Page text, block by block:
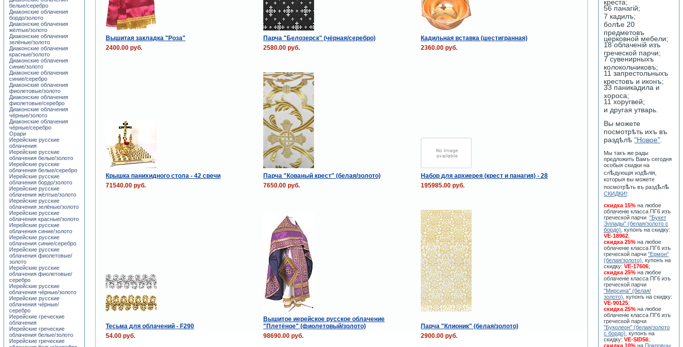
Вышитая закладка "Роза" Парча "Белозерск" (чёрная/серебро)
Кадильная вставка (шестигранная)
2400.00 руб.
2580.00 руб. 2360.00 руб.
Крышка панихидного стола - 42 свечи Парча "Кованый крест" (белая/золото)
Набор для архиерея (крест и панагия) - 28
71540.00 руб.
7650.00 руб. 195985.00 руб.
Тесьма для облачений - F290
Вышитое иерейское русское облачение
"Плетёное" (фиолетовый/золото)
Парча "Клионик" (белая/золото)
54.00 руб.
98690.00 руб. 2900.00 руб.
белые/серебро
Диаконские облачения
бордо/золото
Диаконские облачения
жёлтые/золото
Диаконские облачения
зелёные/золото
Диаконские облачения
красные/золото
Диаконские облачения
синие/золото
Диаконские облачения
синие/серебро
Диаконские облачения
фиолетовые/золото
Диаконские облачения
фиолетовые/серебро
Диаконские облачения
чёрные/золото
Диаконские облачения
чёрные/серебро
Орари
Иерейские русские
облачения
Иерейские русские
облачения белые/золото
Иерейские русские
облачения белые/серебро
Иерейские русские
облачения бордо/золото
Иерейские русские
облачения жёлтые/золото
Иерейские русские
облачения зелёные/золото
Иерейские русские
облачения красные/золото
Иерейские русские
облачения синие/золото
Иерейские русские
облачения синие/серебро
Иерейские русские
облачения фиолетовые/
золото
Иерейские русские
облачения фиолетовые/
серебро
Иерейские русские
облачения чёрные/золото
Иерейские русские
облачения чёрные/
серебро
Иерейские греческие
облачения
Иерейские греческие
облачения белые/золото
Иерейские греческие
56 панагiй;
7 кадилъ;
болѣе 20
предметовъ
церковной мебели;
18 облаченiй изъ
греческой парчи;
7 сувенирныхъ
колокольчиковъ;
11 запрестольныхъ
крестовъ и иконъ;
33 паникадила и
хороса;
11 хоругвей;
и другая утварь.
Вы можете
посмотрѣть ихъ въ
раздѣлѣ "Новое"
Мы такъ же рады
предложить Вамъ сегодня
особыя скидки на
слѣдующiя издѣлiя,
которыя вы можете
посмотрѣть въ раздѣлѣ
СКИДКИ!:
скидка 15% на любое
облаченiе класса ПГ6 изъ
греческой парчи "Букет
Эллады" (белая/золото с
бордо) , купонъ на скидку:
VE-18962;
скидка 25% на любое
облаченiе класса ПГ6 изъ
греческой парчи "Ермон"
(белая/золото) , купонъ на
скидку: VE-17606;
скидка 25% на любое
облаченiе класса ПГ6 изъ
греческой парчи
"Мирсина" (белая/
золото) , купонъ на скидку:
VE-90125;
скидка 25% на любое
облаченiе класса ПГ6 изъ
греческой парчи
"Буколеон" (белая/золото
с бордо) , купонъ на
скидку: VE-SID56;
скидка 10% на Покровцы